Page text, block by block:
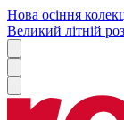
Нова осіння
Великий літній